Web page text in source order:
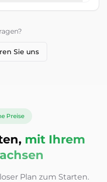
Sie uns
Preise
mit Ihrem
Plan zum Starten.